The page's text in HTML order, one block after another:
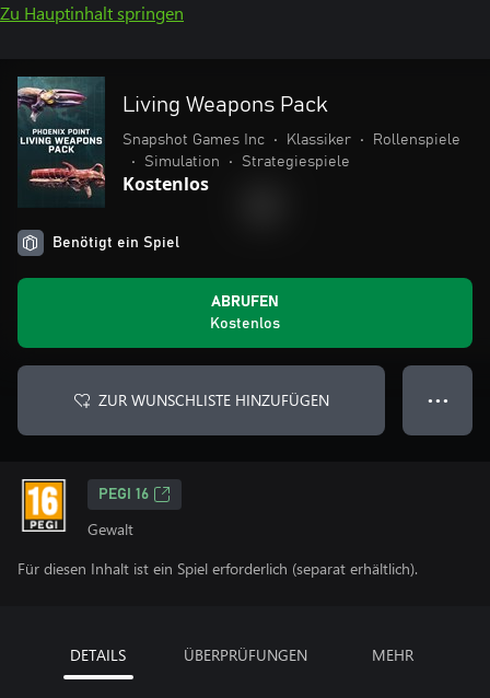
Zu Hauptinhalt springen
Living Weapons Pack
Snapshot Games Inc • Klassiker •
Rollenspiele
•
Simulation • Strategiespiele
Kostenlos
Benötigt ein Spiel
ABRUFEN
Kostenlos
ZUR WUNSCHLISTE HINZUFÜGEN ● ● ●
PEGI 16
Gewalt
Für diesen Inhalt ist ein Spiel erforderlich (separat erhältlich).
DETAILS ÜBERPRÜFUNGEN MEHR